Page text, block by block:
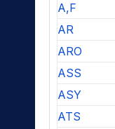
A,F
AR
ARO
ASS
ASY
ATS